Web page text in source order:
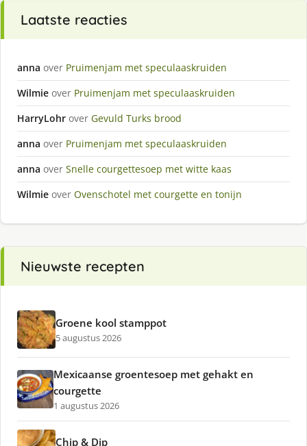
Laatste reacties
anna over Pruimenjam met speculaaskruiden
Wilmie over Pruimenjam met speculaaskruiden
HarryLohr over Gevuld Turks brood
anna over Pruimenjam met speculaaskruiden
anna over Snelle courgettesoep met witte kaas
Wilmie over Ovenschotel met courgette en tonijn
Nieuwste recepten
Groene kool stamppot
5 augustus 2026
Mexicaanse groentesoep met gehakt en
courgette
1 augustus 2026
Chip & Dip